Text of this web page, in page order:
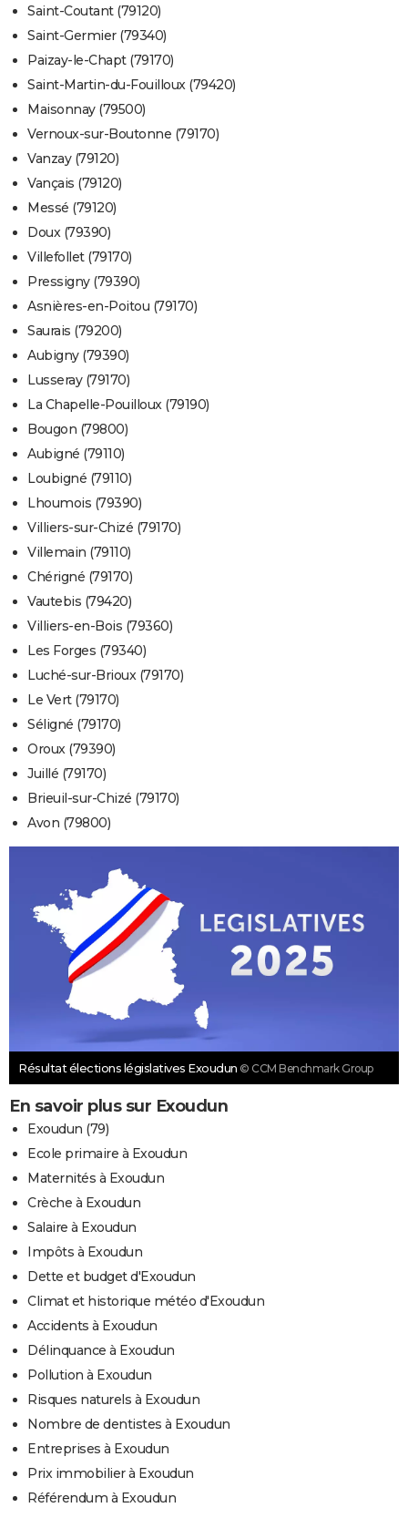
Saint-Coutant (79120)
Saint-Germier (79340)
Paizay-le-Chapt (79170)
Saint-Martin-du-Fouilloux (79420)
Maisonnay (79500)
Vernoux-sur-Boutonne (79170)
Vanzay (79120)
Vançais (79120)
Messé (79120)
Doux (79390)
Villefollet (79170)
Pressigny (79390)
Asnières-en-Poitou (79170)
Saurais (79200)
Aubigny (79390)
Lusseray (79170)
La Chapelle-Pouilloux (79190)
Bougon (79800)
Aubigné (79110)
Loubigné (79110)
Lhoumois (79390)
Villiers-sur-Chizé (79170)
Villemain (79110)
Chérigné (79170)
Vautebis (79420)
Villiers-en-Bois (79360)
Les Forges (79340)
Luché-sur-Brioux (79170)
Le Vert (79170)
Séligné (79170)
Oroux (79390)
Juillé (79170)
Brieuil-sur-Chizé (79170)
Avon (79800)
Résultat élections législatives Exoudun © CCM Benchmark Group
En savoir plus sur Exoudun
Exoudun (79)
Ecole primaire à Exoudun
Maternités à Exoudun
Crèche à Exoudun
Salaire à Exoudun
Impôts à Exoudun
Dette et budget d'Exoudun
Climat et historique météo d'Exoudun
Accidents à Exoudun
Délinquance à Exoudun
Pollution à Exoudun
Risques naturels à Exoudun
Nombre de dentistes à Exoudun
Entreprises à Exoudun
Prix immobilier à Exoudun
Référendum à Exoudun